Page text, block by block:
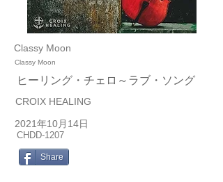
Classy Moon
Classy Moon
ヒーリング・チェロ～ラブ・ソング
CROIX HEALING
2021年10月14日
CHDD-1207
Share